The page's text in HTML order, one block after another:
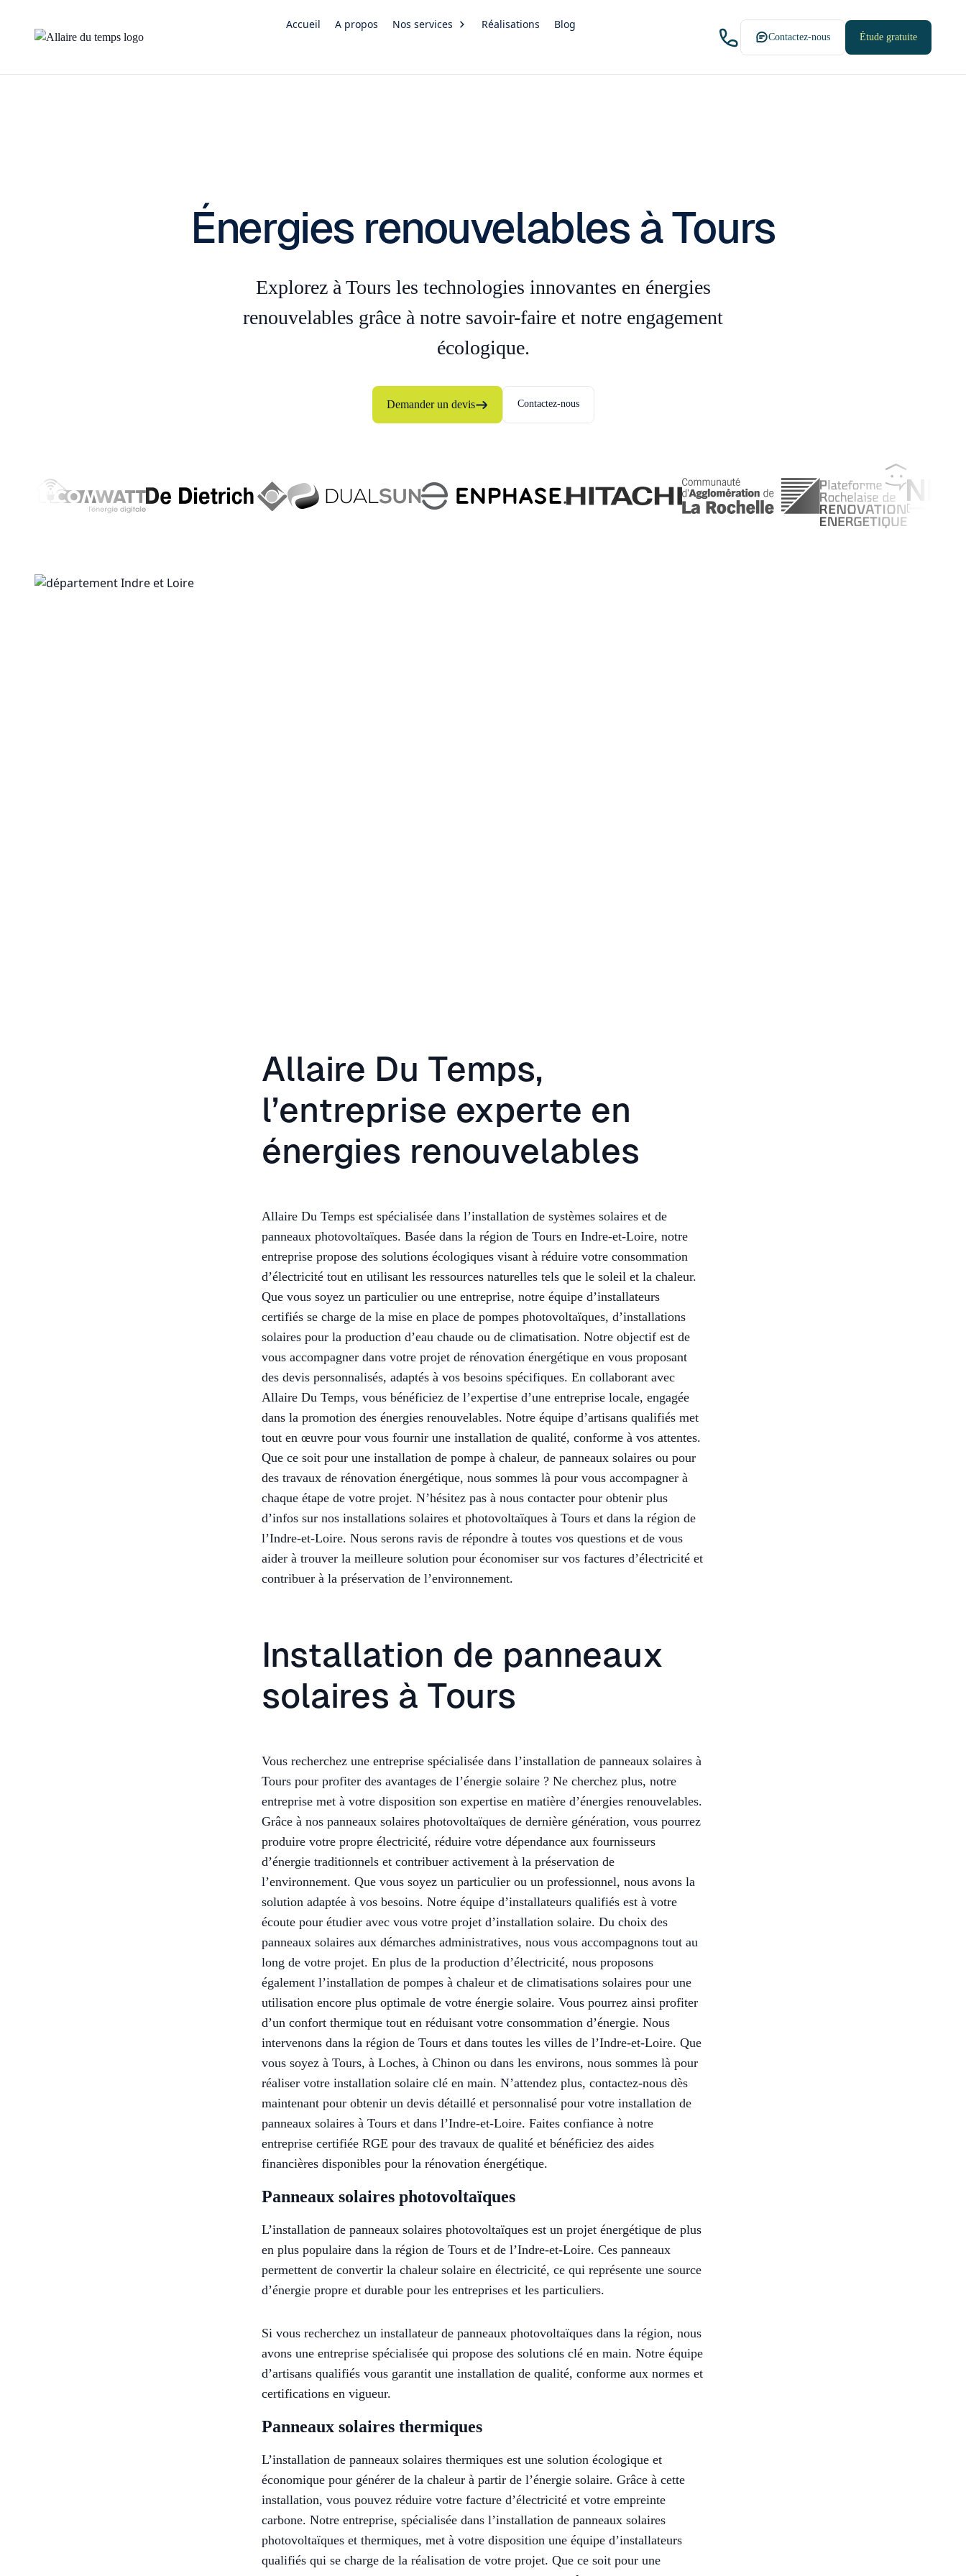
Accueil A propos Nos services Réalisations Blog
Contactez-nous Étude gratuite
Énergies renouvelables à Tours
Explorez à Tours les technologies innovantes en énergies
renouvelables grâce à notre savoir-faire et notre engagement
écologique.
Demander un devis Contactez-nous
Allaire Du Temps,
l’entreprise experte en
énergies renouvelables
Allaire Du Temps est spécialisée dans l’installation de systèmes solaires et de
panneaux photovoltaïques. Basée dans la région de Tours en Indre-et-Loire, notre
entreprise propose des solutions écologiques visant à réduire votre consommation
d’électricité tout en utilisant les ressources naturelles tels que le soleil et la chaleur.
Que vous soyez un particulier ou une entreprise, notre équipe d’installateurs
certifiés se charge de la mise en place de pompes photovoltaïques, d’installations
solaires pour la production d’eau chaude ou de climatisation. Notre objectif est de
vous accompagner dans votre projet de rénovation énergétique en vous proposant
des devis personnalisés, adaptés à vos besoins spécifiques. En collaborant avec
Allaire Du Temps, vous bénéficiez de l’expertise d’une entreprise locale, engagée
dans la promotion des énergies renouvelables. Notre équipe d’artisans qualifiés met
tout en œuvre pour vous fournir une installation de qualité, conforme à vos attentes.
Que ce soit pour une installation de pompe à chaleur, de panneaux solaires ou pour
des travaux de rénovation énergétique, nous sommes là pour vous accompagner à
chaque étape de votre projet. N’hésitez pas à nous contacter pour obtenir plus
d’infos sur nos installations solaires et photovoltaïques à Tours et dans la région de
l’Indre-et-Loire. Nous serons ravis de répondre à toutes vos questions et de vous
aider à trouver la meilleure solution pour économiser sur vos factures d’électricité et
contribuer à la préservation de l’environnement.
Installation de panneaux
solaires à Tours
Vous recherchez une entreprise spécialisée dans l’installation de panneaux solaires à
Tours pour profiter des avantages de l’énergie solaire ? Ne cherchez plus, notre
entreprise met à votre disposition son expertise en matière d’énergies renouvelables.
Grâce à nos panneaux solaires photovoltaïques de dernière génération, vous pourrez
produire votre propre électricité, réduire votre dépendance aux fournisseurs
d’énergie traditionnels et contribuer activement à la préservation de
l’environnement. Que vous soyez un particulier ou un professionnel, nous avons la
solution adaptée à vos besoins. Notre équipe d’installateurs qualifiés est à votre
écoute pour étudier avec vous votre projet d’installation solaire. Du choix des
panneaux solaires aux démarches administratives, nous vous accompagnons tout au
long de votre projet. En plus de la production d’électricité, nous proposons
également l’installation de pompes à chaleur et de climatisations solaires pour une
utilisation encore plus optimale de votre énergie solaire. Vous pourrez ainsi profiter
d’un confort thermique tout en réduisant votre consommation d’énergie. Nous
intervenons dans la région de Tours et dans toutes les villes de l’Indre-et-Loire. Que
vous soyez à Tours, à Loches, à Chinon ou dans les environs, nous sommes là pour
réaliser votre installation solaire clé en main. N’attendez plus, contactez-nous dès
maintenant pour obtenir un devis détaillé et personnalisé pour votre installation de
panneaux solaires à Tours et dans l’Indre-et-Loire. Faites confiance à notre
entreprise certifiée RGE pour des travaux de qualité et bénéficiez des aides
financières disponibles pour la rénovation énergétique.
Panneaux solaires photovoltaïques
L’installation de panneaux solaires photovoltaïques est un projet énergétique de plus
en plus populaire dans la région de Tours et de l’Indre-et-Loire. Ces panneaux
permettent de convertir la chaleur solaire en électricité, ce qui représente une source
d’énergie propre et durable pour les entreprises et les particuliers.
Si vous recherchez un installateur de panneaux photovoltaïques dans la région, nous
avons une entreprise spécialisée qui propose des solutions clé en main. Notre équipe
d’artisans qualifiés vous garantit une installation de qualité, conforme aux normes et
certifications en vigueur.
Panneaux solaires thermiques
L’installation de panneaux solaires thermiques est une solution écologique et
économique pour générer de la chaleur à partir de l’énergie solaire. Grâce à cette
installation, vous pouvez réduire votre facture d’électricité et votre empreinte
carbone. Notre entreprise, spécialisée dans l’installation de panneaux solaires
photovoltaïques et thermiques, met à votre disposition une équipe d’installateurs
qualifiés qui se charge de la réalisation de votre projet. Que ce soit pour une